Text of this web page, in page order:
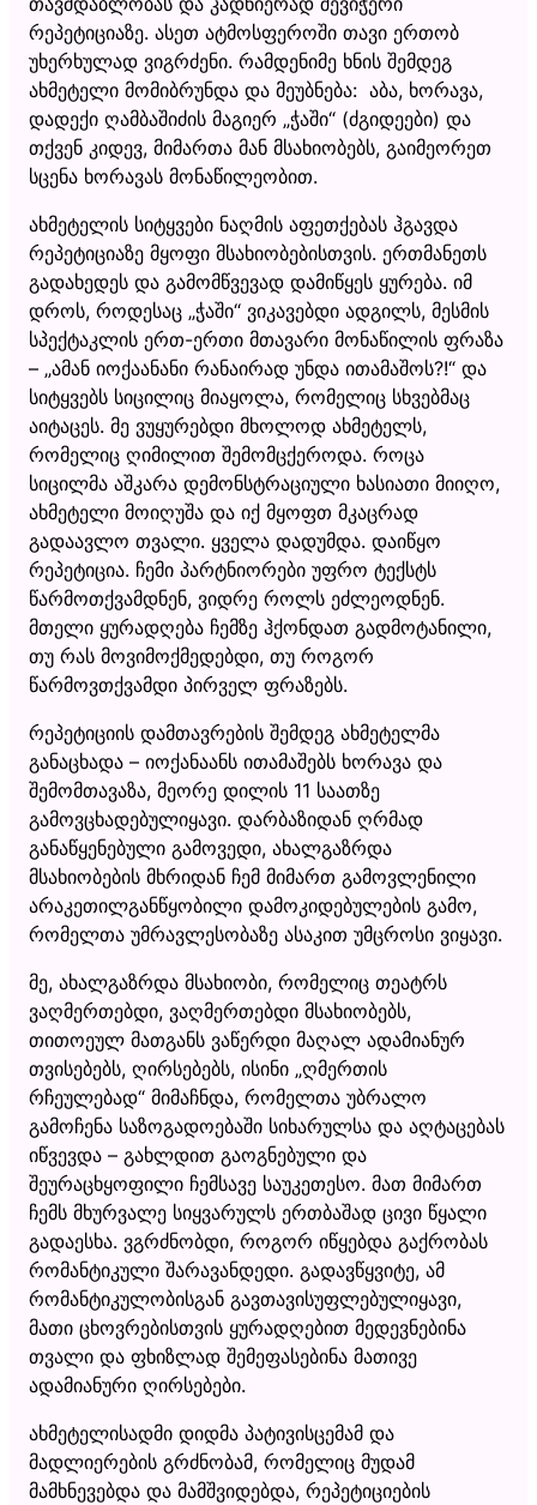
რეპეტიციაზე. ასეთ ატმოსფეროში თავი ერთობ
უხერხულად ვიგრძენი. რამდენიმე ხნის შემდეგ
ახმეტელი მომიბრუნდა და მეუბნება: აბა, ხორავა,
დადექი ღამბაშიძის მაგიერ „ჭაში“ (ძგიდეები) და
თქვენ კიდევ, მიმართა მან მსახიობებს, გაიმეორეთ
სცენა ხორავას მონაწილეობით.
ახმეტელის სიტყვები ნაღმის აფეთქებას ჰგავდა
რეპეტიციაზე მყოფი მსახიობებისთვის. ერთმანეთს
გადახედეს და გამომწვევად დამიწყეს ყურება. იმ
დროს, როდესაც „ჭაში“ ვიკავებდი ადგილს, მესმის
სპექტაკლის ერთ-ერთი მთავარი მონაწილის ფრაზა
– „ამან იოქაანანი რანაირად უნდა ითამაშოს?!“ და
სიტყვებს სიცილიც მიაყოლა, რომელიც სხვებმაც
აიტაცეს. მე ვუყურებდი მხოლოდ ახმეტელს,
რომელიც ღიმილით შემომცქეროდა. როცა
სიცილმა აშკარა დემონსტრაციული ხასიათი მიიღო,
ახმეტელი მოიღუშა და იქ მყოფთ მკაცრად
გადაავლო თვალი. ყველა დადუმდა. დაიწყო
რეპეტიცია. ჩემი პარტნიორები უფრო ტექსტს
წარმოთქვამდნენ, ვიდრე როლს ეძლეოდნენ.
მთელი ყურადღება ჩემზე ჰქონდათ გადმოტანილი,
თუ რას მოვიმოქმედებდი, თუ როგორ
წარმოვთქვამდი პირველ ფრაზებს.
რეპეტიციის დამთავრების შემდეგ ახმეტელმა
განაცხადა – იოქანაანს ითამაშებს ხორავა და
შემომთავაზა, მეორე დილის 11 საათზე
გამოვცხადებულიყავი. დარბაზიდან ღრმად
განაწყენებული გამოვედი, ახალგაზრდა
მსახიობების მხრიდან ჩემ მიმართ გამოვლენილი
არაკეთილგანწყობილი დამოკიდებულების გამო,
რომელთა უმრავლესობაზე ასაკით უმცროსი ვიყავი.
მე, ახალგაზრდა მსახიობი, რომელიც თეატრს
ვაღმერთებდი, ვაღმერთებდი მსახიობებს,
თითოეულ მათგანს ვაწერდი მაღალ ადამიანურ
თვისებებს, ღირსებებს, ისინი „ღმერთის
რჩეულებად“ მიმაჩნდა, რომელთა უბრალო
გამოჩენა საზოგადოებაში სიხარულსა და აღტაცებას
იწვევდა – გახლდით გაოგნებული და
შეურაცხყოფილი ჩემსავე საუკეთესო. მათ მიმართ
ჩემს მხურვალე სიყვარულს ერთბაშად ცივი წყალი
გადაესხა. ვგრძნობდი, როგორ იწყებდა გაქრობას
რომანტიკული შარავანდედი. გადავწყვიტე, ამ
რომანტიკულობისგან გავთავისუფლებულიყავი,
მათი ცხოვრებისთვის ყურადღებით მედევნებინა
თვალი და ფხიზლად შემეფასებინა მათივე
ადამიანური ღირსებები.
ახმეტელისადმი დიდმა პატივისცემამ და
მადლიერების გრძნობამ, რომელიც მუდამ
მამხნევებდა და მამშვიდებდა, რეპეტიციების